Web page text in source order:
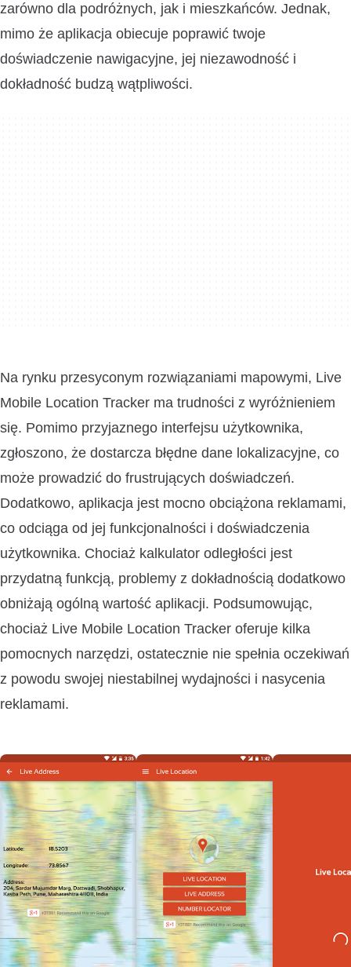
zarówno dla podróżnych, jak i mieszkańców. Jednak,
mimo że aplikacja obiecuje poprawić twoje
doświadczenie nawigacyjne, jej niezawodność i
dokładność budzą wątpliwości.
Na rynku przesyconym rozwiązaniami mapowymi, Live
Mobile Location Tracker ma trudności z wyróżnieniem
się. Pomimo przyjaznego interfejsu użytkownika,
zgłoszono, że dostarcza błędne dane lokalizacyjne, co
może prowadzić do frustrujących doświadczeń.
Dodatkowo, aplikacja jest mocno obciążona reklamami,
co odciąga od jej funkcjonalności i doświadczenia
użytkownika. Chociaż kalkulator odległości jest
przydatną funkcją, problemy z dokładnością dodatkowo
obniżają ogólną wartość aplikacji. Podsumowując,
chociaż Live Mobile Location Tracker oferuje kilka
pomocnych narzędzi, ostatecznie nie spełnia oczekiwań
z powodu swojej niestabilnej wydajności i nasycenia
reklamami.